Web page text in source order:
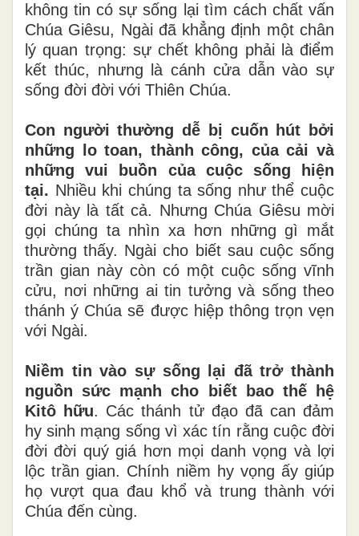
không tin có sự sống lại tìm cách chất vấn
Chúa Giêsu, Ngài đã khẳng định một chân
lý quan trọng: sự chết không phải là điểm
kết thúc, nhưng là cánh cửa dẫn vào sự
sống đời đời với Thiên Chúa.
Con người thường dễ bị cuốn hút bởi
những lo toan, thành công, của cải và
những vui buồn của cuộc sống hiện
tại. Nhiều khi chúng ta sống như thể cuộc
đời này là tất cả. Nhưng Chúa Giêsu mời
gọi chúng ta nhìn xa hơn những gì mắt
thường thấy. Ngài cho biết sau cuộc sống
trần gian này còn có một cuộc sống vĩnh
cửu, nơi những ai tin tưởng và sống theo
thánh ý Chúa sẽ được hiệp thông trọn vẹn
với Ngài.
Niềm tin vào sự sống lại đã trở thành
nguồn sức mạnh cho biết bao thế hệ
Kitô hữu. Các thánh tử đạo đã can đảm
hy sinh mạng sống vì xác tín rằng cuộc đời
đời đời quý giá hơn mọi danh vọng và lợi
lộc trần gian. Chính niềm hy vọng ấy giúp
họ vượt qua đau khổ và trung thành với
Chúa đến cùng.